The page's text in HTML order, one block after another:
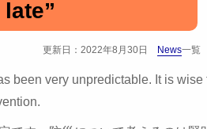
late”
更新日：2022年8月30日 News一覧
been very unpredictable. It is wise